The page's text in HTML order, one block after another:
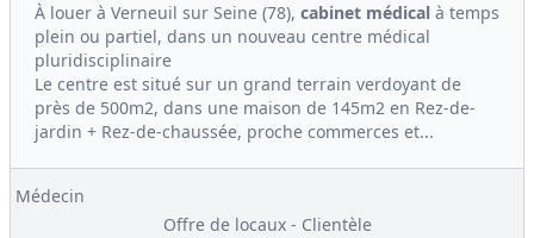
À louer à Verneuil sur Seine (78), cabinet médical à temps
plein ou partiel, dans un nouveau centre médical
pluridisciplinaire
Le centre est situé sur un grand terrain verdoyant de
près de 500m2, dans une maison de 145m2 en Rez-de-
jardin + Rez-de-chaussée, proche commerces et...
Médecin
Offre de locaux - Clientèle